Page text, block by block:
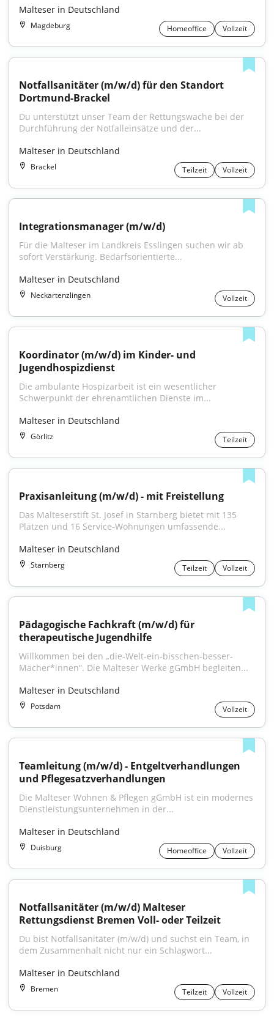
Malteser in Deutschland
Magdeburg Homeoffice Vollzeit
Notfallsanitäter (m/w/d) für den Standort
Dortmund-Brackel
Du unterstützt unser Team der Rettungswache bei der
Durchführung der Notfalleinsätze und der...
Malteser in Deutschland
Brackel Teilzeit Vollzeit
Integrationsmanager (m/w/d)
Für die Malteser im Landkreis Esslingen suchen wir ab
sofort Verstärkung. Bedarfsorientierte...
Malteser in Deutschland
Neckartenzlingen Vollzeit
Koordinator (m/w/d) im Kinder- und
Jugendhospizdienst
Die ambulante Hospizarbeit ist ein wesentlicher
Schwerpunkt der ehrenamtlichen Dienste im...
Malteser in Deutschland
Görlitz Teilzeit
Praxisanleitung (m/w/d) - mit Freistellung
Das Malteserstift St. Josef in Starnberg bietet mit 135
Plätzen und 16 Service-Wohnungen umfassende...
Malteser in Deutschland
Starnberg Teilzeit Vollzeit
Pädagogische Fachkraft (m/w/d) für
therapeutische Jugendhilfe
Willkommen bei den „die-Welt-ein-bisschen-besser-
Macher*innen“. Die Malteser Werke gGmbH begleiten...
Malteser in Deutschland
Potsdam Vollzeit
Teamleitung (m/w/d) - Entgeltverhandlungen
und Pflegesatzverhandlungen
Die Malteser Wohnen & Pflegen gGmbH ist ein modernes
Dienstleistungsunternehmen in der...
Malteser in Deutschland
Duisburg Homeoffice Vollzeit
Notfallsanitäter (m/w/d) Malteser
Rettungsdienst Bremen Voll- oder Teilzeit
Du bist Notfallsanitäter (m/w/d) und suchst ein Team, in
dem Zusammenhalt nicht nur ein Schlagwort...
Malteser in Deutschland
Bremen Teilzeit Vollzeit